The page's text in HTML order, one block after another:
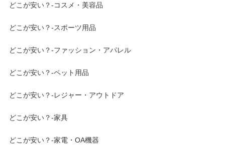
どこが安い？-コスメ・美容品
どこが安い？-スポーツ用品
どこが安い？-ファッション・アパレル
どこが安い？-ペット用品
どこが安い？-レジャー・アウトドア
どこが安い？-家具
どこが安い？-家電・OA機器